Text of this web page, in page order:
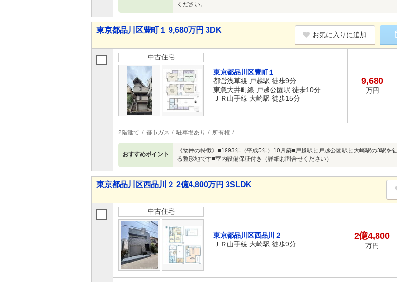
ください。
東京都品川区豊町１ 9,680万円 3DK
お気に入りに追加
中古住宅
東京都品川区豊町１
都営浅草線 戸越駅 徒歩9分
東急大井町線 戸越公園駅 徒歩10分
ＪＲ山手線 大崎駅 徒歩15分
9,680
万円
2階建て 都市ガス 駐車場あり 所有権
おすすめポイント
《物件の特徴》■1993年（平成5年）10月築■戸越駅と戸越公園駅と大崎駅の3駅
る整形地です■室内設備保証付き（詳細お問合せください）
東京都品川区西品川２ 2億4,800万円 3SLDK
中古住宅
東京都品川区西品川２
ＪＲ山手線 大崎駅 徒歩9分
2億4,800
万円